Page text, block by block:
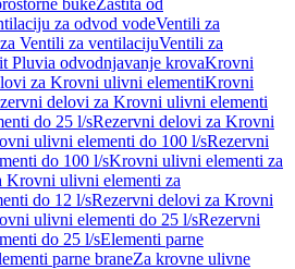
bukeZaštita od
za odvod vodeVentili za
Ventili za ventilacijuVentili za
Pluvia odvodnjavanje krovaKrovni
za Krovni ulivni elementiKrovni
delovi za Krovni ulivni elementi
do 25 l/sRezervni delovi za Krovni
ulivni elementi do 100 l/sRezervni
do 100 l/sKrovni ulivni elementi za
Krovni ulivni elementi za
do 12 l/sRezervni delovi za Krovni
ulivni elementi do 25 l/sRezervni
do 25 l/sElementi parne
parne braneZa krovne ulivne